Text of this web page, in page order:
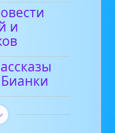
и